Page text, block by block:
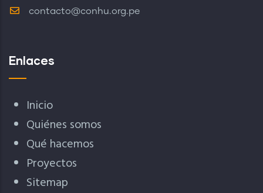
contacto@conhu.org.pe
Enlaces
Inicio
Quiénes somos
Qué hacemos
Proyectos
Sitemap